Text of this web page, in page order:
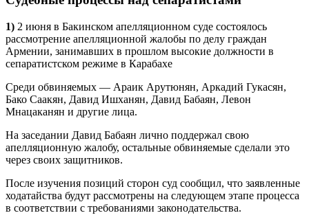
1) 2 июня в Бакинском апелляционном суде состоялось
рассмотрение апелляционной жалобы по делу граждан
Армении, занимавших в прошлом высокие должности в
сепаратистском режиме в Карабахе
Среди обвиняемых — Араик Арутюнян, Аркадий Гукасян,
Бако Саакян, Давид Ишханян, Давид Бабаян, Левон
Мнацаканян и другие лица.
На заседании Давид Бабаян лично поддержал свою
апелляционную жалобу, остальные обвиняемые сделали это
через своих защитников.
После изучения позиций сторон суд сообщил, что заявленные
ходатайства будут рассмотрены на следующем этапе процесса
в соответствии с требованиями законодательства.